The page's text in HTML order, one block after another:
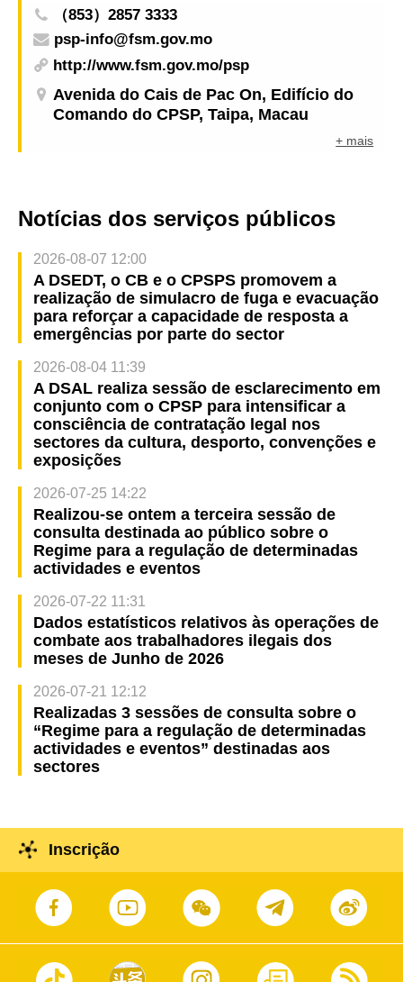
（853）2857 3333
psp-info@fsm.gov.mo
http://www.fsm.gov.mo/psp
Avenida do Cais de Pac On, Edifício do
Comando do CPSP, Taipa, Macau
+ mais
Notícias dos serviços públicos
2026-08-07 12:00
A DSEDT, o CB e o CPSPS promovem a
realização de simulacro de fuga e evacuação
para reforçar a capacidade de resposta a
emergências por parte do sector
2026-08-04 11:39
A DSAL realiza sessão de esclarecimento em
conjunto com o CPSP para intensificar a
consciência de contratação legal nos
sectores da cultura, desporto, convenções e
exposições
2026-07-25 14:22
Realizou-se ontem a terceira sessão de
consulta destinada ao público sobre o
Regime para a regulação de determinadas
actividades e eventos
2026-07-22 11:31
Dados estatísticos relativos às operações de
combate aos trabalhadores ilegais dos
meses de Junho de 2026
2026-07-21 12:12
Realizadas 3 sessões de consulta sobre o
“Regime para a regulação de determinadas
actividades e eventos” destinadas aos
sectores
Inscrição